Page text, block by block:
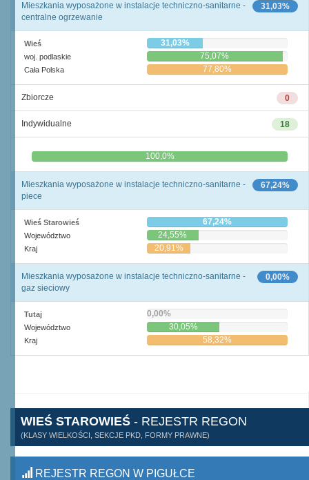
31,03%
Mieszkania wyposażone w instalacje techniczno-sanitarne -
centralne ogrzewanie
Wieś 31,03%
woj. podlaskie 75,07%
Cała Polska 77,80%
0
Zbiorcze
18
Indywidualne
0,0% 100,0%
67,24%
Mieszkania wyposażone w instalacje techniczno-sanitarne -
piece
Wieś Starowieś 67,24%
Województwo 24,55%
Kraj 20,91%
0,00%
Mieszkania wyposażone w instalacje techniczno-sanitarne -
gaz sieciowy
Tutaj 0,00%
Województwo 30,05%
Kraj 58,32%
WIEŚ STAROWIEŚ - REJESTR REGON
(KLASY WIELKOŚCI, SEKCJE PKD, FORMY PRAWNE)
REJESTR REGON W PIGUŁCE